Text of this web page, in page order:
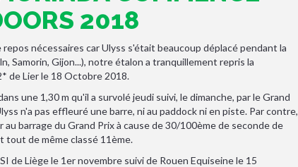
2018
repos nécessaires car Ulyss s'était beaucoup déplacé pendant la
Samorin, Gijon...), notre étalon a tranquillement repris la
de Lier le 18 Octobre 2018.
une 1,30 m qu'il a survolé jeudi suivi, le dimanche, par le Grand
n'a pas effleuré une barre, ni au paddock ni en piste. Par contre,
au barrage du Grand Prix à cause de 30/100ème de seconde de
tout de même classé 11ème.
de Liège le 1er novembre suivi de Rouen Equiseine le 15